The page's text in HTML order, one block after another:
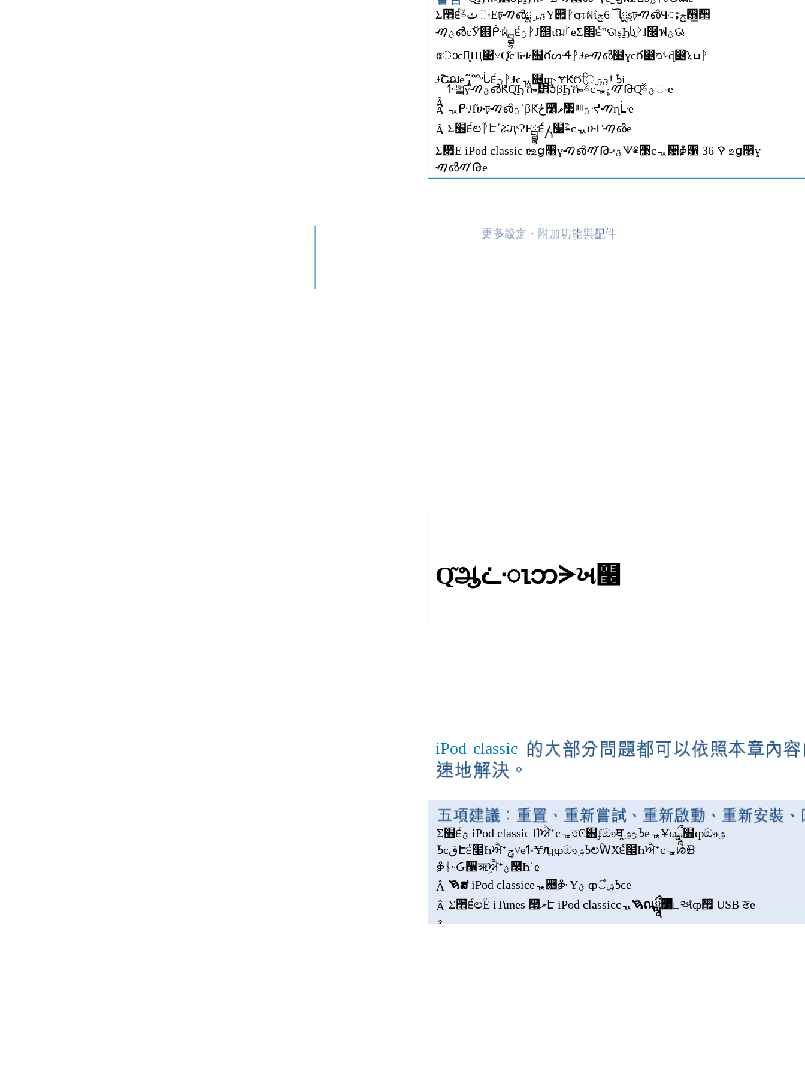
Σ׮੬ٽࣂංΕঢ়ࠑ൴ؿرྸɎ୏ᚹcֶஈผΐݯୌྻȿঢ়ࠑ൴Ϥႏݯ஛̳ܰ੒
ؿࠑ൴cЎ஛ᑹܰผྦྷ੬ؿᚹɈ஥ιฌࡻeΣ׮੬ˮଊȿϦსֶᚹɺ૜ฟؿଊ
ോcᇼ͓Щ৤˅Ԛ͂cԎቱ஠గᔢᏎ݅ᚹɈeࠑ൴෵ɣcగ෵ࢀמɖ෵҄ኒߎᚹ
ɈՇฌe߬ړᙶ੬ؿᚹɈcᇼ਄ϣ˞ɎԞϬਿࡼؿۺᘪi
Â
ߗ߬˞༖ɣؿࠑ൴ԞԚ͂Ϧዀֶ፾ᎼβϦዀࣂcᇼ৻̦ࠉԹԚ͂ؿࣂංe
Â
ᇼᑷЛ͂ሁঢ়ࠑ൴ؿʿβԞڂ೸̔ވ᏷ྊؿᔵࠑɳᒹe
Â
Σ׮੬ಲؒᚹԷ՚ሯԯˢɁΕྦྷ੬႓໷ࣂcᇼሁГࠑ൴e
Σ჏Ε iPod classic ɐஉց௖ɣࠑ൴ࠉԹؿޚᗐ༅঩cᇼ਄ቇ଱ 36 ࠒ உց௖ɣ
ࠑ൴ࠉԹe
Ԛ͂ஆᓩၤဘᗒખ໬
iPod classic
Σ׮੬ؿ iPod classic ೕ́ਐᕀcᇼতϾ஛ʄඖਥ̯ؿۺᘪeᇼҰωཹ໰ȹඖۺ
ᘪcقԷ੬໬Һਐᕀݯ˅eߗ˞ɎԯɻȹඖۺᘪಲؒᎳХ੬໬Һਐᕀcᇼᘗᙩ
ቇᚾ˞Ᏽ੡ऋࣦਐᕀؿ໬Һʿ࣐e
Â
ࠇສ
iPod classiceᇼ਄ቇ˞Ɏؿ ȹঁۺᘪce
Â
Σ׮੬ಲؒΕ iTunes ໧ޜԷ iPod classiccᇼ ࠇณཹ໰
டઅ̊ȹ࠯ USB ਣe
Â